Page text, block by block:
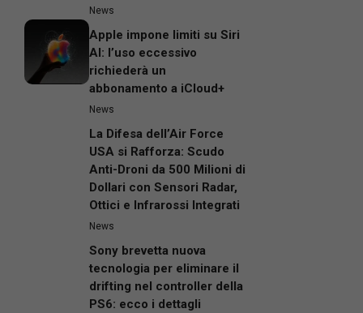
News
Apple impone limiti su Siri
AI: l’uso eccessivo
richiederà un
abbonamento a iCloud+
News
La Difesa dell’Air Force
USA si Rafforza: Scudo
Anti-Droni da 500 Milioni di
Dollari con Sensori Radar,
Ottici e Infrarossi Integrati
News
Sony brevetta nuova
tecnologia per eliminare il
drifting nel controller della
PS6: ecco i dettagli